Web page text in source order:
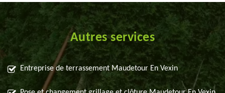
Autres services
Entreprise de terrassement Maudetour En Vexin